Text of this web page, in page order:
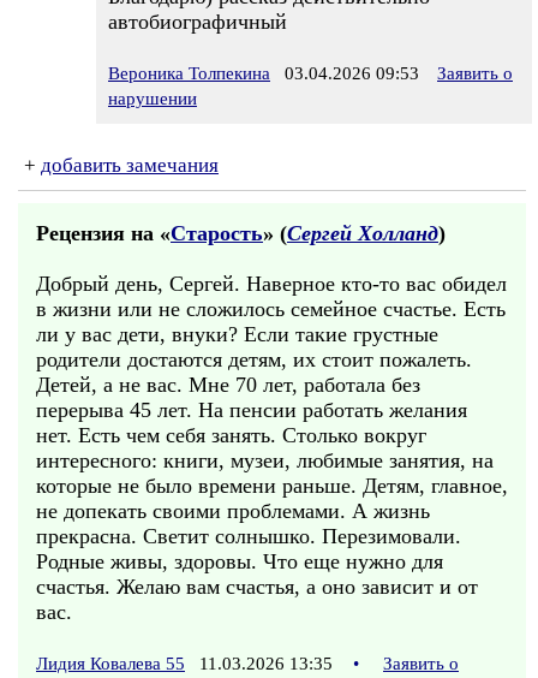
автобиографичный
Вероника Толпекина 03.04.2026 09:53
Заявить о
нарушении
+ добавить замечания
Рецензия на «Старость» (Сергей Холланд)
Добрый день, Сергей. Наверное кто-то вас обидел
в жизни или не сложилось семейное счастье. Есть
ли у вас дети, внуки? Если такие грустные
родители достаются детям, их стоит пожалеть.
Детей, а не вас. Мне 70 лет, работала без
перерыва 45 лет. На пенсии работать желания
нет. Есть чем себя занять. Столько вокруг
интересного: книги, музеи, любимые занятия, на
которые не было времени раньше. Детям, главное,
не допекать своими проблемами. А жизнь
прекрасна. Светит солнышко. Перезимовали.
Родные живы, здоровы. Что еще нужно для
счастья. Желаю вам счастья, а оно зависит и от
вас.
Лидия Ковалева 55 11.03.2026 13:35 •
Заявить о